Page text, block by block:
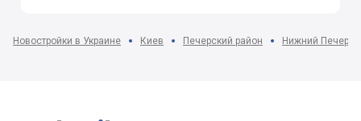
Новостройки в Украине Киев Печерский район Нижний Печерск